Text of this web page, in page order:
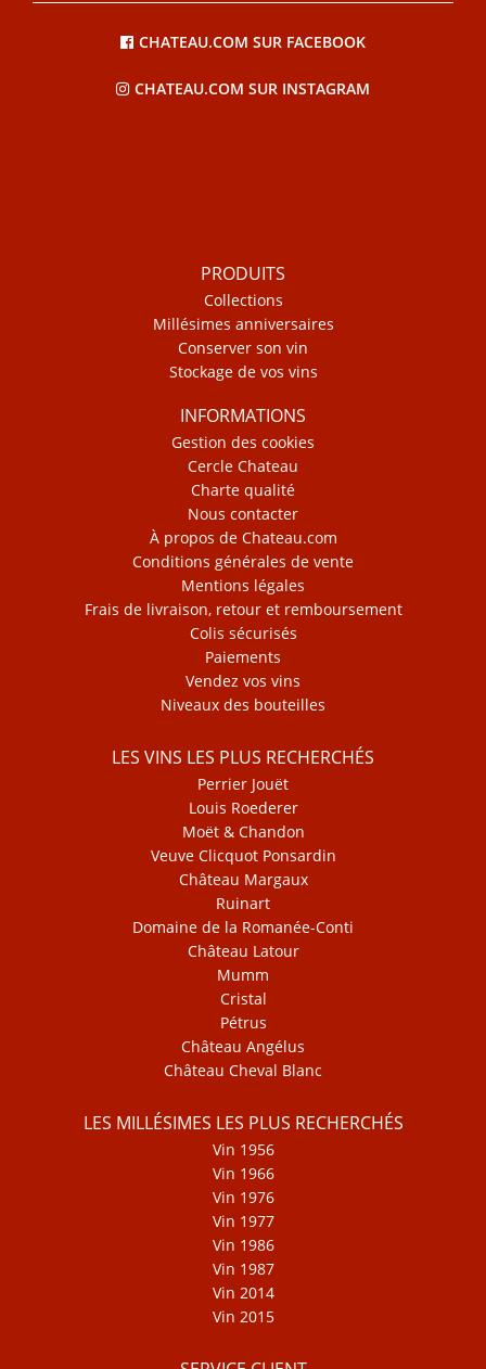
CHATEAU.COM SUR FACEBOOK
CHATEAU.COM SUR INSTAGRAM
PRODUITS
Collections
Millésimes anniversaires
Conserver son vin
Stockage de vos vins
INFORMATIONS
Gestion des cookies
Cercle Chateau
Charte qualité
Nous contacter
À propos de Chateau.com
Conditions générales de vente
Mentions légales
Frais de livraison, retour et remboursement
Colis sécurisés
Paiements
Vendez vos vins
Niveaux des bouteilles
LES VINS LES PLUS RECHERCHÉS
Perrier Jouët
Louis Roederer
Moët & Chandon
Veuve Clicquot Ponsardin
Château Margaux
Ruinart
Domaine de la Romanée-Conti
Château Latour
Mumm
Cristal
Pétrus
Château Angélus
Château Cheval Blanc
LES MILLÉSIMES LES PLUS RECHERCHÉS
Vin 1956
Vin 1966
Vin 1976
Vin 1977
Vin 1986
Vin 1987
Vin 2014
Vin 2015